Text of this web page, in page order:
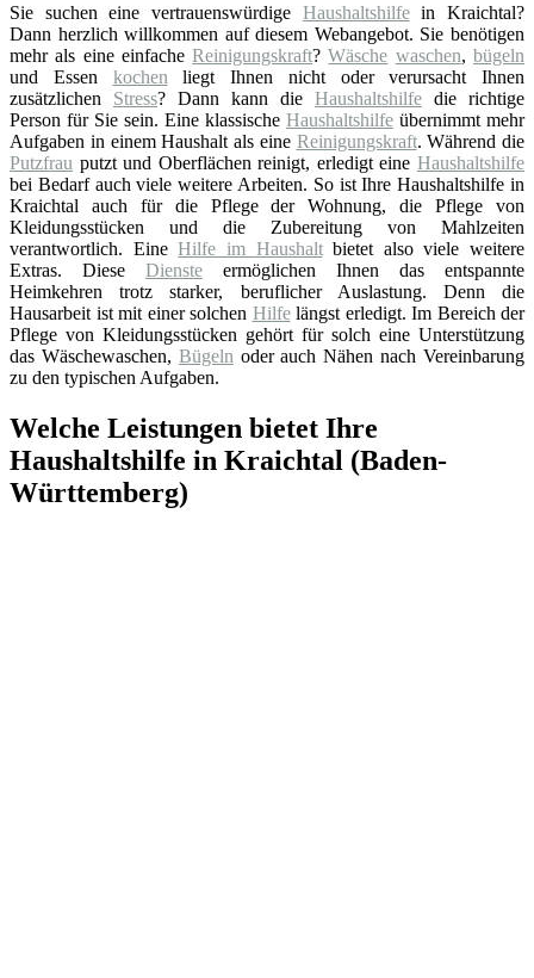
Sie suchen eine vertrauenswürdige Haushaltshilfein Kraichtal?
Dann herzlich willkommen auf diesem Webangebot. Sie benötigen
mehr als eine einfacheReinigungskraft?Wäsche waschen,bügeln
und Essen kochen liegt Ihnen nicht oder verursacht Ihnen
zusätzlichen Stress? Dann kann die Haushaltshilfe die richtige
Person für Sie sein. Eine klassische Haushaltshilfe übernimmt mehr
Aufgaben in einem Haushalt als eine Reinigungskraft. Während die
Putzfrau putzt und Oberflächen reinigt, erledigt eine Haushaltshilfe
bei Bedarf auch viele weitere Arbeiten. So ist Ihre Haushaltshilfe in
Kraichtal auch für die Pflege der Wohnung, die Pflege von
Kleidungsstücken und die Zubereitung von Mahlzeiten
verantwortlich. EineHilfe im Haushaltbietet also viele weitere
Extras. Diese Dienste ermöglichen Ihnen das entspannte
Heimkehren trotz starker, beruflicher Auslastung. Denn die
Hausarbeit ist mit einer solchen Hilfelängst erledigt. Im Bereich der
Pflege von Kleidungsstücken gehört für solch eine Unterstützung
das Wäschewaschen, Bügeln oder auch Nähen nach Vereinbarung
zu den typischen Aufgaben.
Welche Leistungen bietet Ihre
Haushaltshilfe in Kraichtal (Baden-
Württemberg)